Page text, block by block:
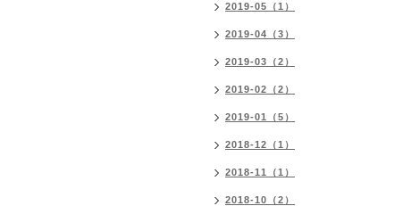
2019-05（1）
2019-04（3）
2019-03（2）
2019-02（2）
2019-01（5）
2018-12（1）
2018-11（1）
2018-10（2）